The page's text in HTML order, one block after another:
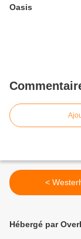
Oasis
<
Hébergé par